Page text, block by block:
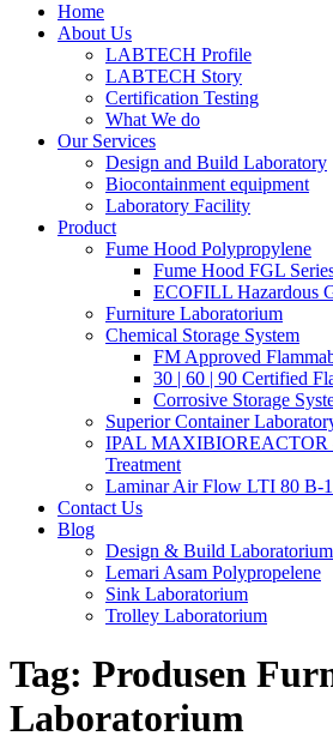
Home
About Us
LABTECH Profile
LABTECH Story
Certification Testing
What We do
Our Services
Design and Build Laboratory
Biocontainment equipment
Laboratory Facility
Product
Fume Hood Polypropylene
Fume Hood FGL
ECOFILL Hazardous
Furniture Laboratorium
Chemical Storage System
FM Approved
30 | 60 | 90 Certified
Corrosive Storage
Superior Container
IPAL MAXIBIOREACTOR
Treatment
Laminar Air Flow LTI 80 B-
Contact Us
Blog
Design & Build
Lemari Asam Polypropelene
Sink Laboratorium
Trolley Laboratorium
Tag: Produsen
Laboratorium